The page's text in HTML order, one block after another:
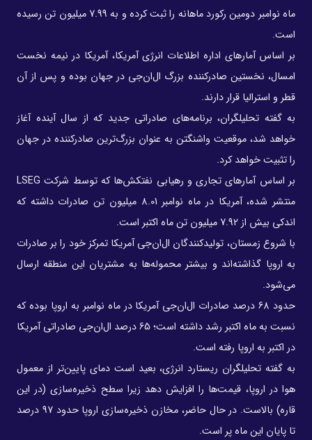
ماه نوامبر دومین رکورد ماهانه را ثبت کرده و به 7.99 میلیون تن رسیده
است.
بر اساس آمارهای اداره اطلاعات انرژی آمریکا، آمریکا در نیمه نخست
امسال، نخستین صادرکننده بزرگ ال‌ان‌جی در جهان بوده و پس از آن
قطر و استرالیا قرار دارند.
به گفته تحلیلگران، برنامه‌های صادراتی جدید که از سال آینده آغاز
خواهد شد، موقعیت واشنگتن به عنوان بزرگ‌ترین صادرکننده در جهان
را تثبیت خواهد کرد.
بر اساس آمارهای تجاری و رهیابی نفتکش‌ها که توسط شرکت LSEG
منتشر شده، آمریکا در ماه نوامبر 8.01 میلیون تن صادرات داشته که
اندکی بیش از 7.92 میلیون تن ماه اکتبر است.
با شروع زمستان، تولیدکنندگان ال‌ان‌جی آمریکا تمرکز خود را بر صادرات
به اروپا گذاشته‌اند و بیشتر محموله‌ها به مشتریان این منطقه ارسال
می‌شود.
حدود 68 درصد صادرات ال‌ان‌جی آمریکا در ماه نوامبر به اروپا بوده که
نسبت به ماه اکتبر رشد داشته است؛ 65 درصد ال‌ان‌جی صادراتی آمریکا
در اکتبر به اروپا رفته است.
به گفته تحلیلگران ریستارد انرژی، بعید است دمای پایین‌تر از معمول
هوا در اروپا، قیمت‌ها را افزایش دهد زیرا سطح ذخیره‌سازی (در این
قاره) بالاست. در حال حاضر، مخازن ذخیره‌سازی اروپا حدود 97 درصد
تا پایان این ماه پر است.